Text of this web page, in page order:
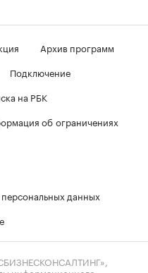
Архив программ
Подключение
на РБК
об ограничениях
данных